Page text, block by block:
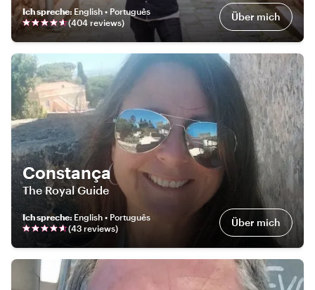
Ich spreche: English • Português
(404 reviews) Über mich
Constança
The Royal Guide
Ich spreche: English • Português
(43 reviews) Über mich